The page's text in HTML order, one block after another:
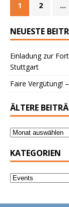
1 2 …
NEUESTE
Einladung zur
Stuttgart
Faire Vergütung!
ÄLTERE
KATEGORIEN